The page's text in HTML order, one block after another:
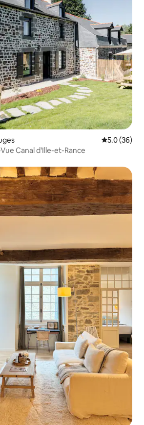
คะแนนเฉลี่ย
5.0 (36)
Canal d'Ille-et-Rance